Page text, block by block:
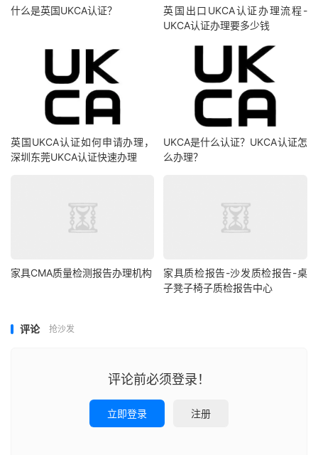
什么是英国UKCA认证？
英国出口UKCA认证办理流程-
UKCA认证办理要多少钱
英国UKCA认证如何申请办理，
深圳东莞UKCA认证快速办理
UKCA是什么认证？UKCA认证怎
么办理？
家具CMA质量检测报告办理机构
家具质检报告-沙发质检报告-桌
子凳子椅子质检报告中心
评论 抢沙发
评论前必须登录！
立即登录 注册